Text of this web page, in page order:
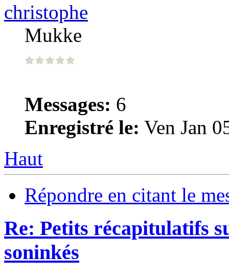
christophe
Mukke
Messages: 6
Enregistré le: Ven Jan
Haut
Répondre en citant le
Re: Petits récapitulatifs
soninkés